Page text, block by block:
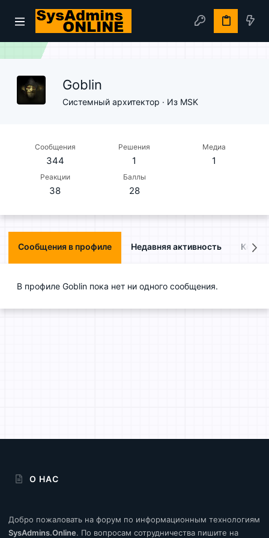
Goblin
Системный архитектор · Из MSK
Сообщения
344
Решения
1
Медиа
1
Реакции
38
Баллы
28
Сообщения в профиле Недавняя активность
В профиле Goblin пока нет ни одного сообщения.
О НАС
Добро пожаловать на форум по информационным технологиям
SysAdmins.Online. По вопросам сотрудничества пишите на